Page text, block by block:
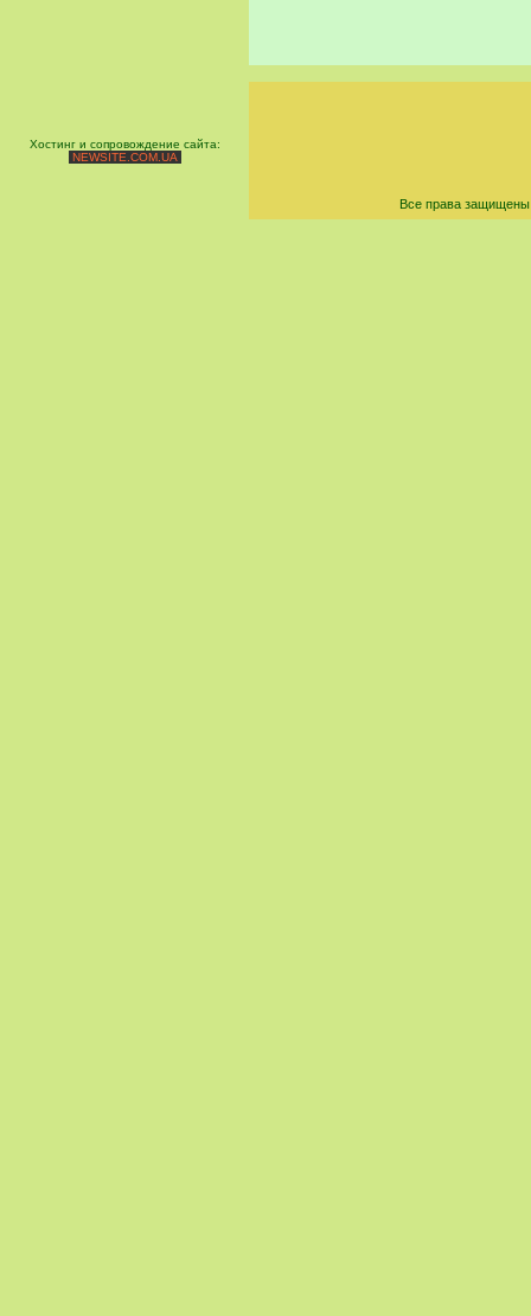
Хостинг и сопровождение сайта:
NEWSITE.COM.UA
Все права